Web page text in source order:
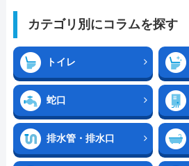
カテゴリ別にコラムを探す
トイレ
蛇口
排水管・排水口